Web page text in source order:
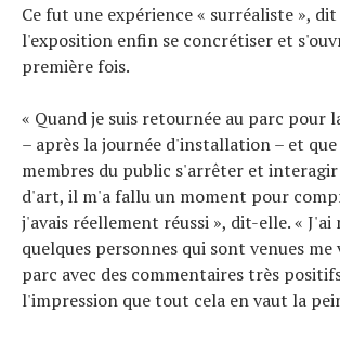
Ce fut une expérience « surréaliste »,
l'exposition enfin se concrétiser et
première fois.
« Quand je suis retournée au parc pour
– après la journée d'installation – et que
membres du public s'arrêter et
d'art, il m'a fallu un moment pour
j'avais réellement réussi », dit-elle. « J'ai
quelques personnes qui sont venues me
parc avec des commentaires très
l'impression que tout cela en vaut la